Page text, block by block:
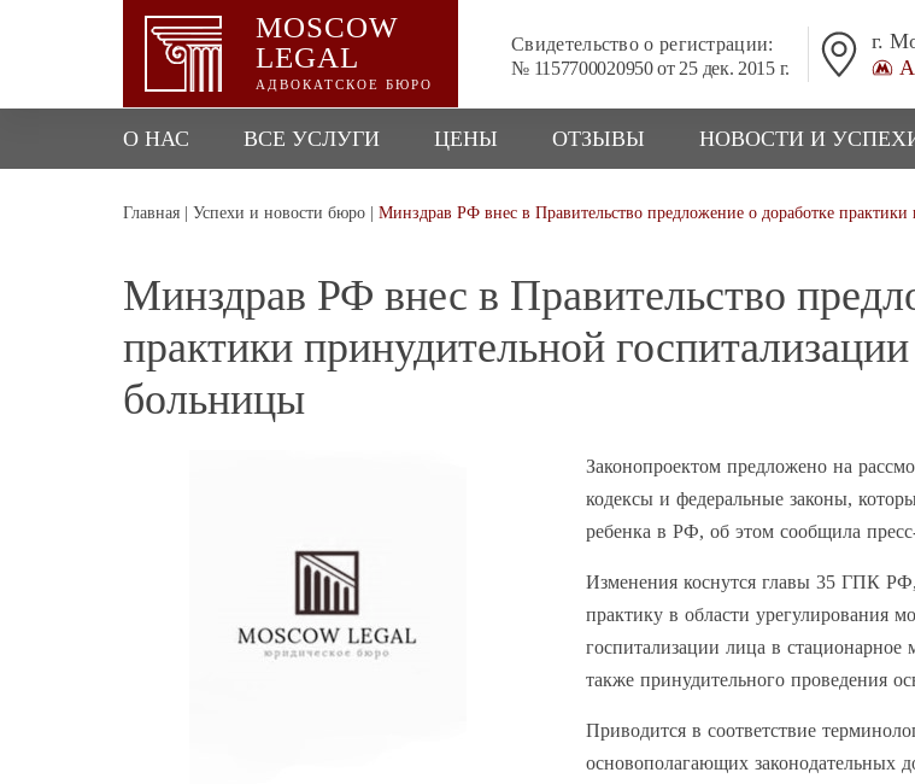
MOSCOW
LEGAL
АДВОКАТСКОЕ БЮРО
Свидетельство о регистрации:
№ 1157700020950 от 25 дек. 2015 г.
г.
О НАС ВСЕ УСЛУГИ ЦЕНЫ ОТЗЫВЫ НОВОСТИ И
Главная Успехи и новости бюро Минздрав РФ внес в Правительство предложение о доработке
Минздрав РФ внес в Правительство
практики принудительной
больницы
Законопроектом предложено на
кодексы и федеральные законы,
ребенка в РФ, об этом сообщила
Изменения коснутся главы 35 ГПК
практику в области урегулирования
госпитализации лица в
также принудительного проведения
Приводится в соответствие
основополагающих законодательных